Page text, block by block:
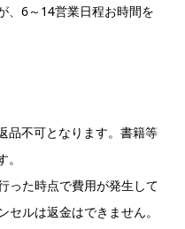
、6～14営業日程お時間を
品不可となります。書籍等
った時点で費用が発生して
ルは返金はできません。